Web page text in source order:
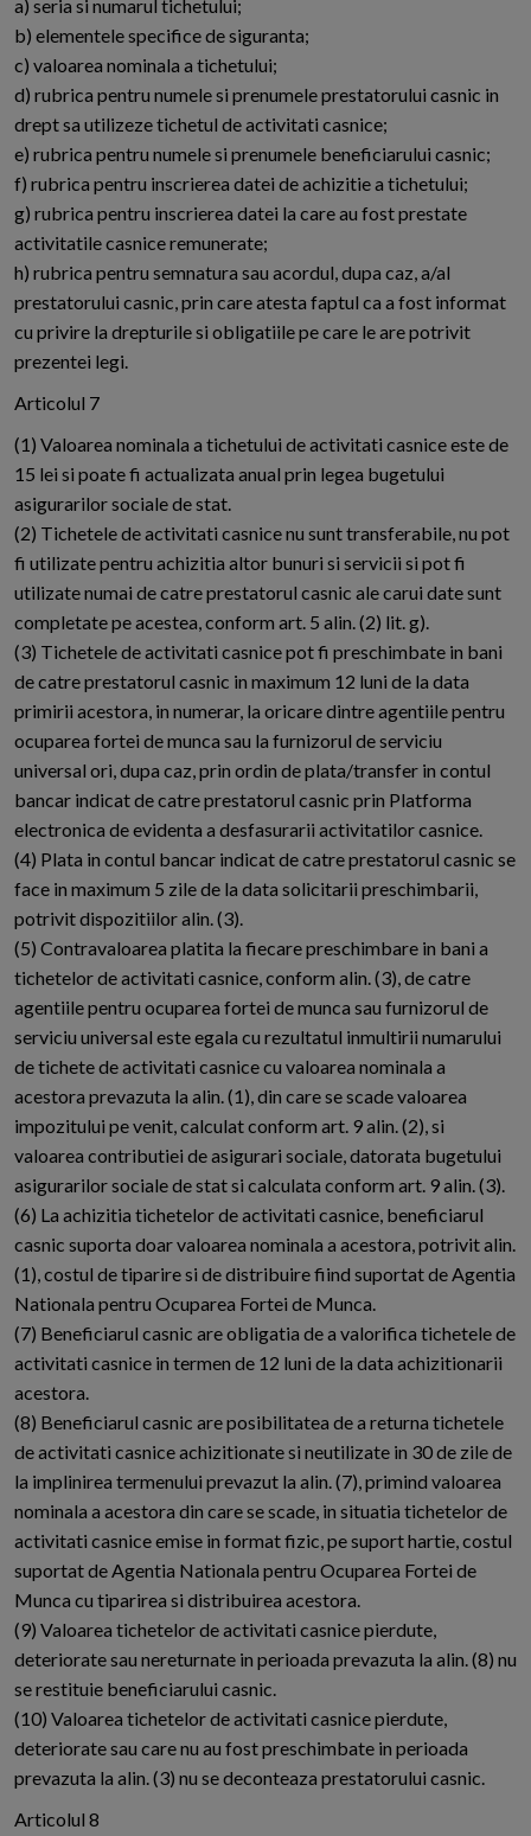
a) seria si numarul tichetului;
b) elementele specifice de siguranta;
c) valoarea nominala a tichetului;
d) rubrica pentru numele si prenumele prestatorului casnic in
drept sa utilizeze tichetul de activitati casnice;
e) rubrica pentru numele si prenumele beneficiarului casnic;
f) rubrica pentru inscrierea datei de achizitie a tichetului;
g) rubrica pentru inscrierea datei la care au fost prestate
activitatile casnice remunerate;
h) rubrica pentru semnatura sau acordul, dupa caz, a/al
prestatorului casnic, prin care atesta faptul ca a fost informat
cu privire la drepturile si obligatiile pe care le are potrivit
prezentei legi.
Articolul 7
(1) Valoarea nominala a tichetului de activitati casnice este de
15 lei si poate fi actualizata anual prin legea bugetului
asigurarilor sociale de stat.
(2) Tichetele de activitati casnice nu sunt transferabile, nu pot
fi utilizate pentru achizitia altor bunuri si servicii si pot fi
utilizate numai de catre prestatorul casnic ale carui date sunt
completate pe acestea, conform art. 5 alin. (2) lit. g).
(3) Tichetele de activitati casnice pot fi preschimbate in bani
de catre prestatorul casnic in maximum 12 luni de la data
primirii acestora, in numerar, la oricare dintre agentiile pentru
ocuparea fortei de munca sau la furnizorul de serviciu
universal ori, dupa caz, prin ordin de plata/transfer in contul
bancar indicat de catre prestatorul casnic prin Platforma
electronica de evidenta a desfasurarii activitatilor casnice.
(4) Plata in contul bancar indicat de catre prestatorul casnic se
face in maximum 5 zile de la data solicitarii preschimbarii,
potrivit dispozitiilor alin. (3).
(5) Contravaloarea platita la fiecare preschimbare in bani a
tichetelor de activitati casnice, conform alin. (3), de catre
agentiile pentru ocuparea fortei de munca sau furnizorul de
serviciu universal este egala cu rezultatul inmultirii numarului
de tichete de activitati casnice cu valoarea nominala a
acestora prevazuta la alin. (1), din care se scade valoarea
impozitului pe venit, calculat conform art. 9 alin. (2), si
valoarea contributiei de asigurari sociale, datorata bugetului
asigurarilor sociale de stat si calculata conform art. 9 alin. (3).
(6) La achizitia tichetelor de activitati casnice, beneficiarul
casnic suporta doar valoarea nominala a acestora, potrivit alin.
(1), costul de tiparire si de distribuire fiind suportat de Agentia
Nationala pentru Ocuparea Fortei de Munca.
(7) Beneficiarul casnic are obligatia de a valorifica tichetele de
activitati casnice in termen de 12 luni de la data achizitionarii
acestora.
(8) Beneficiarul casnic are posibilitatea de a returna tichetele
de activitati casnice achizitionate si neutilizate in 30 de zile de
la implinirea termenului prevazut la alin. (7), primind valoarea
nominala a acestora din care se scade, in situatia tichetelor de
activitati casnice emise in format fizic, pe suport hartie, costul
suportat de Agentia Nationala pentru Ocuparea Fortei de
Munca cu tiparirea si distribuirea acestora.
(9) Valoarea tichetelor de activitati casnice pierdute,
deteriorate sau nereturnate in perioada prevazuta la alin. (8) nu
se restituie beneficiarului casnic.
(10) Valoarea tichetelor de activitati casnice pierdute,
deteriorate sau care nu au fost preschimbate in perioada
prevazuta la alin. (3) nu se deconteaza prestatorului casnic.
Articolul 8